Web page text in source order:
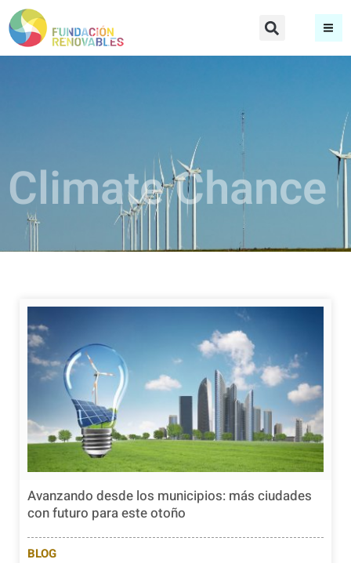
Climate Chance
Avanzando desde los municipios: más ciudades
con futuro para este otoño
BLOG